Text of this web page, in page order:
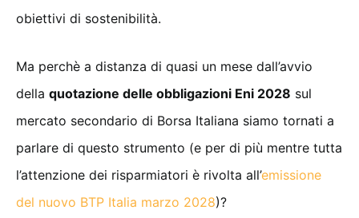
obiettivi di sostenibilità.
Ma perchè a distanza di quasi un mese dall’avvio
della quotazione delle obbligazioni Eni 2028 sul
mercato secondario di Borsa Italiana siamo tornati a
parlare di questo strumento (e per di più mentre tutta
l’attenzione dei risparmiatori è rivolta all’emissione
del nuovo BTP Italia marzo 2028)?